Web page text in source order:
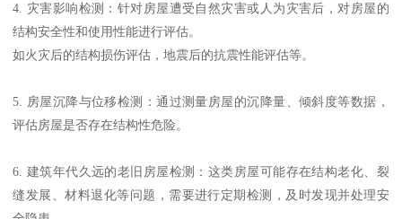
4. 灾害影响检测：针对房屋遭受自然灾害或人为灾害后，对房屋的
结构安全性和使用性能进行评估。
如火灾后的结构损伤评估，地震后的抗震性能评估等。
5. 房屋沉降与位移检测：通过测量房屋的沉降量、倾斜度等数据，
评估房屋是否存在结构性危险。
6. 建筑年代久远的老旧房屋检测：这类房屋可能存在结构老化、裂
缝发展、材料退化等问题，需要进行定期检测，及时发现并处理安